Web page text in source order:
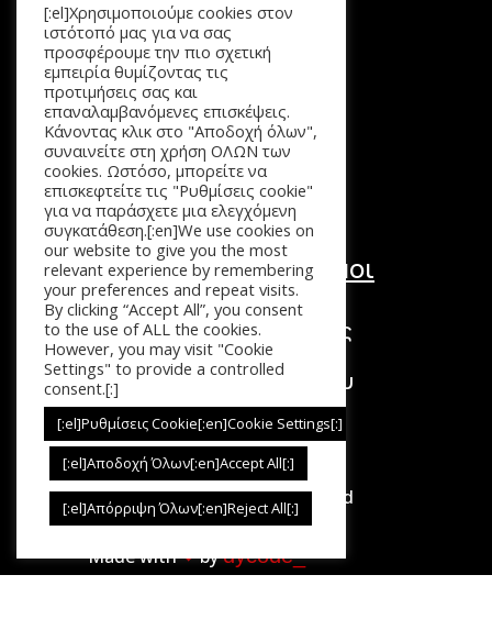
Μενού
Αρχική
Προϊόντα
Καλάθι
Επικοινωνία
Χρήσιμοι Σύνδεσμοι
Τόποι Πληρωμής
Τρόποι Επιστροφής
Τρόποι Αποστολής
Πολιτική Απορρήτου
Όροι Χρήσης
Copyright © 2026. All Rights Reserved
Made with❤︎bydycode_
[:el]Χρησιμοποιούμε cookies στον
ιστότοπό μας για να σας
προσφέρουμε την πιο σχετική
εμπειρία θυμίζοντας τις
προτιμήσεις σας και
επαναλαμβανόμενες επισκέψεις.
Κάνοντας κλικ στο "Αποδοχή όλων",
συναινείτε στη χρήση ΟΛΩΝ των
cookies. Ωστόσο, μπορείτε να
επισκεφτείτε τις "Ρυθμίσεις cookie"
για να παράσχετε μια ελεγχόμενη
συγκατάθεση.[:en]We use cookies on
our website to give you the most
relevant experience by remembering
your preferences and repeat visits.
By clicking “Accept All”, you consent
to the use of ALL the cookies.
However, you may visit "Cookie
Settings" to provide a controlled
consent.[:]
[:el]Ρυθμίσεις Cookie[:en]Cookie Settings[:]
[:el]Αποδοχή Όλων[:en]Accept All[:]
[:el]Απόρριψη Όλων[:en]Reject All[:]